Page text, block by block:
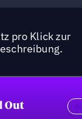
pro Klick zur
Out